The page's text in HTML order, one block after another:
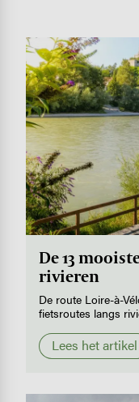
De 13
rivieren
De route Loire-à-
fietsroutes langs
Lees het artikel
Image